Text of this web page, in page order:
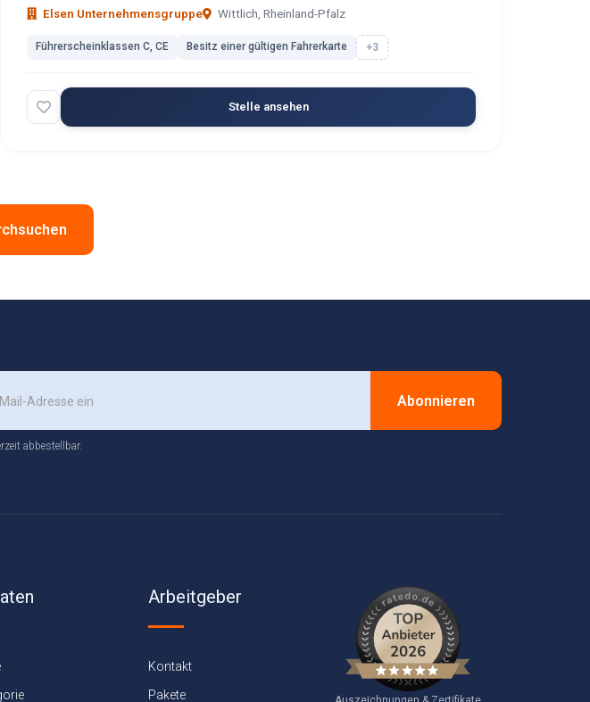
Elsen Unternehmensgruppe Wittlich, Rheinland-Pfalz
Führerscheinklassen C, CE Besitz einer gültigen Fahrerkarte +3
Stelle ansehen
Abonnieren
abbestellbar.
Arbeitgeber
Kontakt
Pakete